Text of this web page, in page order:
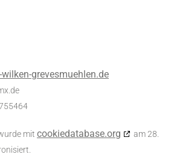
grevesmuehlen.de
mit cookiedatabase.org
am 28.